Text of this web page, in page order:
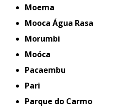
Moema
Mooca Água Rasa
Morumbi
Moóca
Pacaembu
Pari
Parque do Carmo